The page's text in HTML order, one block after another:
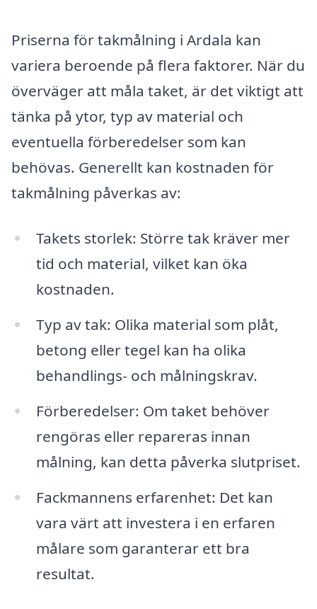
Priserna för takmålning i Ardala kan
variera beroende på flera faktorer. När du
överväger att måla taket, är det viktigt att
tänka på ytor, typ av material och
eventuella förberedelser som kan
behövas. Generellt kan kostnaden för
takmålning påverkas av:
Takets storlek: Större tak kräver mer
tid och material, vilket kan öka
kostnaden.
Typ av tak: Olika material som plåt,
betong eller tegel kan ha olika
behandlings- och målningskrav.
Förberedelser: Om taket behöver
rengöras eller repareras innan
målning, kan detta påverka slutpriset.
Fackmannens erfarenhet: Det kan
vara värt att investera i en erfaren
målare som garanterar ett bra
resultat.